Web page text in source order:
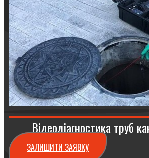
Відеодіагностика труб
ЗАЛИШИТИ ЗАЯВКУ